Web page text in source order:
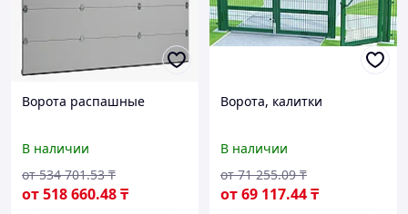
Ворота распашные
В наличии
от518 660.48₸
от 534 701.53 ₸
Ворота, калитки
В наличии
от69 117.44₸
от 71 255.09 ₸